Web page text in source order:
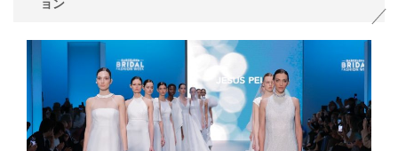
ョン